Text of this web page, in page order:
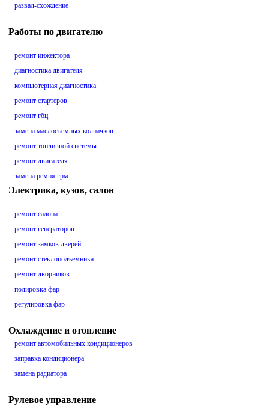
развал-схождение
Работы по двигателю
ремонт инжектора
диагностика двигателя
компьютерная диагностика
ремонт стартеров
ремонт гбц
замена маслосъемных колпачков
ремонт топливной системы
ремонт двигателя
замена ремня грм
Электрика, кузов, салон
ремонт салона
ремонт генераторов
ремонт замков дверей
ремонт стеклоподъемника
ремонт дворников
полировка фар
регулировка фар
Охлаждение и отопление
ремонт автомобильных кондиционеров
заправка кондиционера
замена радиатора
Рулевое управление